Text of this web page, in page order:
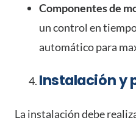
Componentes de
un control en
automático para
Instalación y
La instalación debe